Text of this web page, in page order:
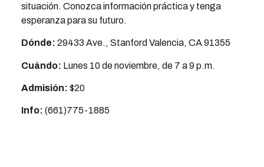
situación. Conozca información práctica y tenga
esperanza para su futuro.
Dónde: 29433 Ave., Stanford Valencia, CA 91355
Cuándo: Lunes 10 de noviembre, de 7 a 9 p.m.
Admisión: $20
Info: (661)775-1885